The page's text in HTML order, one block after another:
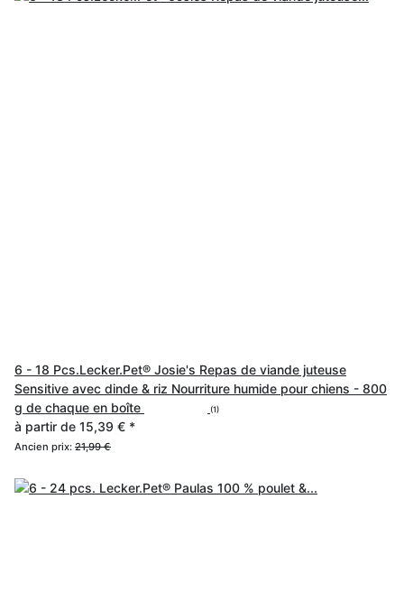
6 - 18 Pcs.Lecker.Pet® Josie's Repas de viande juteuse
Sensitive avec dinde & riz Nourriture humide pour chiens - 800
g de chaque en boîte
(1)
à partir de 15,39 € *
Ancien prix: 21,99 €